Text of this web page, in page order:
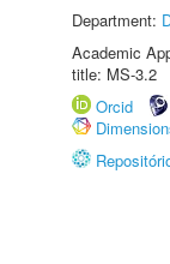
Department:
Academic
title: MS-3.2
Orcid